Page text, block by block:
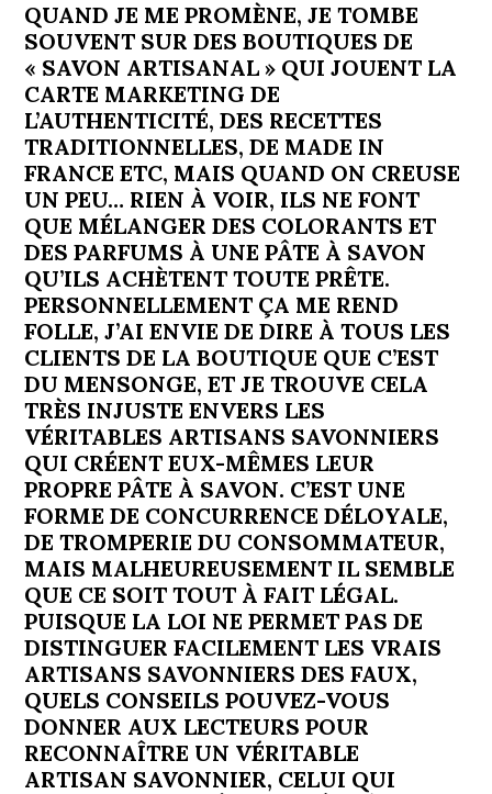
QUAND JE ME PROMÈNE, JE TOMBE
SOUVENT SUR DES BOUTIQUES DE
« SAVON ARTISANAL » QUI JOUENT LA
CARTE MARKETING DE
L’AUTHENTICITÉ, DES RECETTES
TRADITIONNELLES, DE MADE IN
FRANCE ETC, MAIS QUAND ON CREUSE
UN PEU… RIEN À VOIR, ILS NE FONT
QUE MÉLANGER DES COLORANTS ET
DES PARFUMS À UNE PÂTE À SAVON
QU’ILS ACHÈTENT TOUTE PRÊTE.
PERSONNELLEMENT ÇA ME REND
FOLLE, J’AI ENVIE DE DIRE À TOUS LES
CLIENTS DE LA BOUTIQUE QUE C’EST
DU MENSONGE, ET JE TROUVE CELA
TRÈS INJUSTE ENVERS LES
VÉRITABLES ARTISANS SAVONNIERS
QUI CRÉENT EUX-MÊMES LEUR
PROPRE PÂTE À SAVON. C’EST UNE
FORME DE CONCURRENCE DÉLOYALE,
DE TROMPERIE DU CONSOMMATEUR,
MAIS MALHEUREUSEMENT IL SEMBLE
QUE CE SOIT TOUT À FAIT LÉGAL.
PUISQUE LA LOI NE PERMET PAS DE
DISTINGUER FACILEMENT LES VRAIS
ARTISANS SAVONNIERS DES FAUX,
QUELS CONSEILS POUVEZ-VOUS
DONNER AUX LECTEURS POUR
RECONNAÎTRE UN VÉRITABLE
ARTISAN SAVONNIER, CELUI QUI